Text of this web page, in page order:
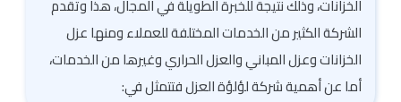
الخزانات، وذلك نتيجة للخبرة الطويلة في المجال، هذا وتقدم
الشركة الكثير من الخدمات المختلفة للعملاء ومنها عزل
الخزانات وعزل المباني والعزل الحراري وغيرها من الخدمات،
أما عن أهمية شركة لؤلؤة العزل فتتمثل في: